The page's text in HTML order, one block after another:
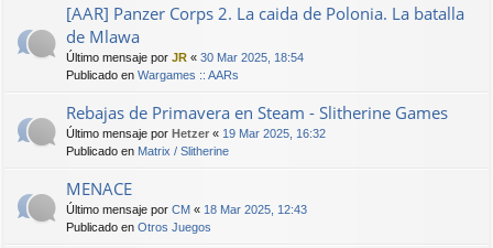
[AAR] Panzer Corps 2. La caida de Polonia. La batalla
de Mlawa
Último mensaje por JR « 30 Mar 2025, 18:54
Publicado en Wargames :: AARs
Rebajas de Primavera en Steam - Slitherine Games
Último mensaje por Hetzer « 19 Mar 2025, 16:32
Publicado en Matrix / Slitherine
MENACE
Último mensaje por CM « 18 Mar 2025, 12:43
Publicado en Otros Juegos